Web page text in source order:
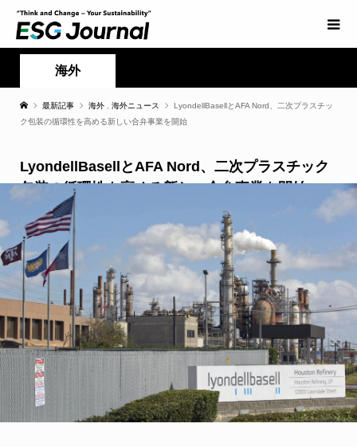
海外
最新記事 海外 海外ニュース
LyondellBasellとAFA Nord、二次プラスチッ
ク包装の循環性を高める新しい合弁事業を開始
LyondellBasellとAFA Nord、二次プラスチック
包装の循環性を高める新しい合弁事業を開始